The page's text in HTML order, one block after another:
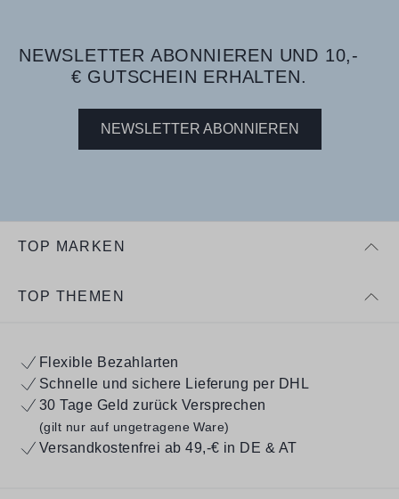
NEWSLETTER ABONNIEREN UND 10,-
€ GUTSCHEIN ERHALTEN.
NEWSLETTER ABONNIEREN
TOP MARKEN
TOP THEMEN
Flexible Bezahlarten
Schnelle und sichere Lieferung per DHL
30 Tage Geld zurück Versprechen
(gilt nur auf ungetragene Ware)
Versandkostenfrei ab 49,-€ in DE & AT